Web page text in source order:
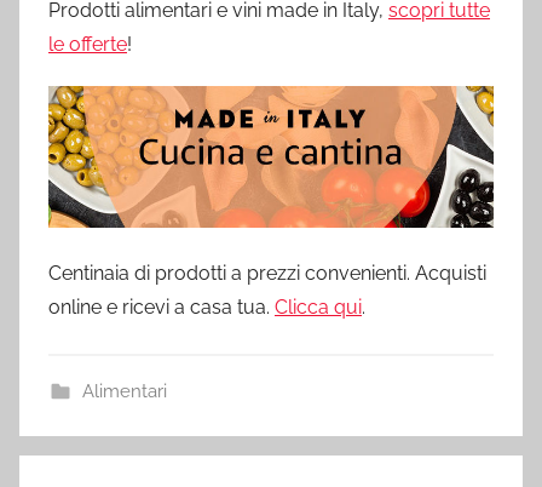
Prodotti alimentari e vini made in Italy, scopri tutte
le offerte!
Centinaia di prodotti a prezzi convenienti. Acquisti
online e ricevi a casa tua. Clicca qui.
Alimentari